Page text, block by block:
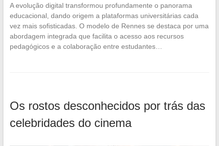
A evolução digital transformou profundamente o panorama
educacional, dando origem a plataformas universitárias cada
vez mais sofisticadas. O modelo de Rennes se destaca por uma
abordagem integrada que facilita o acesso aos recursos
pedagógicos e a colaboração entre estudantes…
Os rostos desconhecidos por trás das
celebridades do cinema